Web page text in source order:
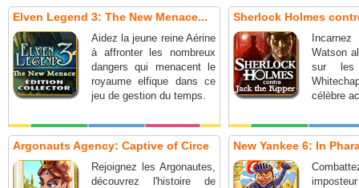
Elven Legend 3: The New Menace...
Aidez la jeune reine Aérine
à affronter les nombreux
dangers qui menacent le
royaume elfique dans ce
jeu de gestion du temps.
Sherlock Holmes
Watson
sur les
célèbre
Argonauts Agency: Captive of Circe
Rejoignez les Argonautes,
découvrez l'histoire de
New Yankee 6: In